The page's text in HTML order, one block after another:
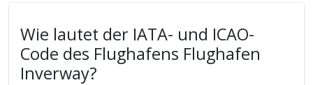
Wie lautet der IATA- und ICAO-
Code des Flughafens Flughafen
Inverway?